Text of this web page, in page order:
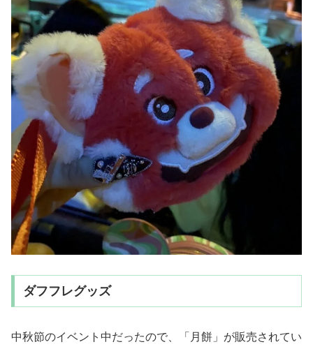
ダフフレグッズ
中秋節のイベント中だったので、「月餅」が販売されてい